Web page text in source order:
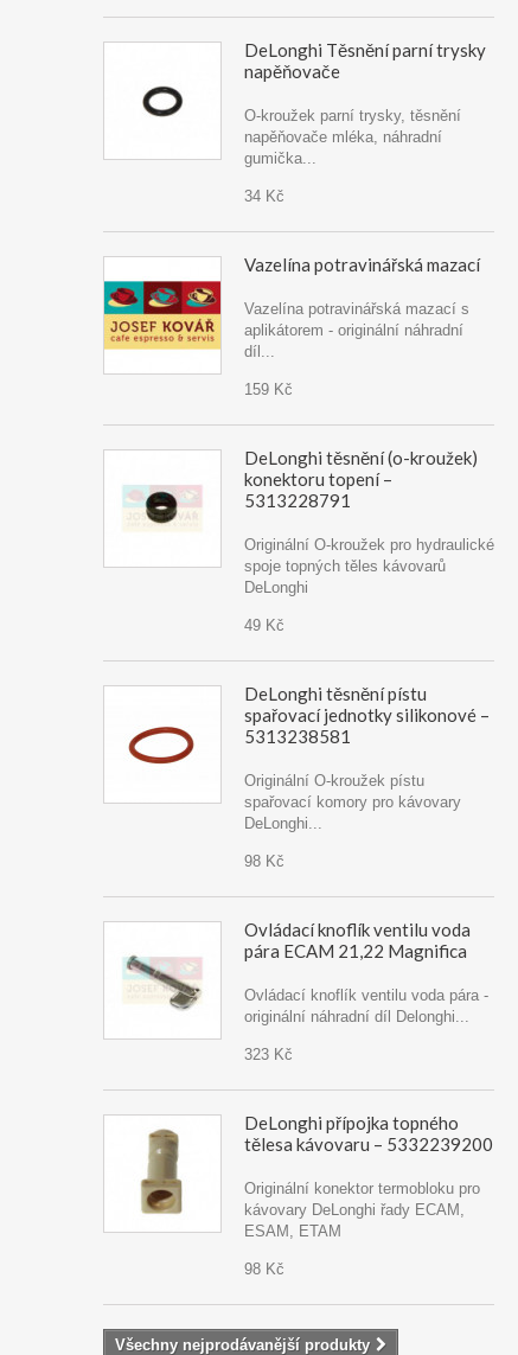
DeLonghi Těsnění parní trysky
napěňovače
O-kroužek parní trysky, těsnění
napěňovače mléka, náhradní
gumička...
34 Kč
Vazelína potravinářská mazací
Vazelína potravinářská mazací s
aplikátorem - originální náhradní
díl...
159 Kč
DeLonghi těsnění (o-kroužek)
konektoru topení –
5313228791
Originální O-kroužek pro hydraulické
spoje topných těles kávovarů
DeLonghi
49 Kč
DeLonghi těsnění pístu
spařovací jednotky silikonové –
5313238581
Originální O-kroužek pístu
spařovací komory pro kávovary
DeLonghi...
98 Kč
Ovládací knoflík ventilu voda
pára ECAM 21,22 Magnifica
Ovládací knoflík ventilu voda pára -
originální náhradní díl Delonghi...
323 Kč
DeLonghi přípojka topného
tělesa kávovaru – 5332239200
Originální konektor termobloku pro
kávovary DeLonghi řady ECAM,
ESAM, ETAM
98 Kč
Všechny nejprodávanější produkty